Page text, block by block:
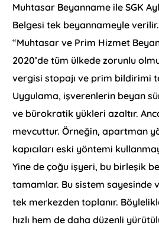
Muhtasar Beyanname ile SGK
Belgesi tek beyannameyle
“Muhtasar ve Prim Hizmet
2020’de tüm ülkede zorunlu
vergisi stopajı ve prim bildirimi
Uygulama, işverenlerin beyan
ve bürokratik yükleri azaltır.
mevcuttur. Örneğin, apartman
kapıcıları eski yöntemi
Yine de çoğu işyeri, bu birleşik
tamamlar. Bu sistem sayesinde
tek merkezden toplanır.
hızlı hem de daha düzenli